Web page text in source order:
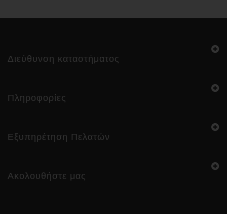
Διεύθυνση καταστήματος
Πληροφορίες
Εξυπηρέτηση Πελατών
Ακολουθήστε μας